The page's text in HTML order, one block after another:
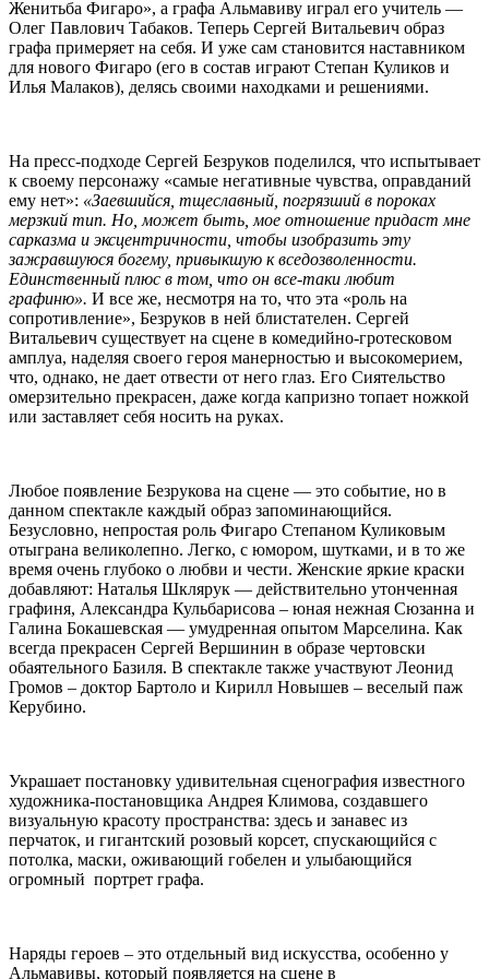
Женитьба Фигаро», а графа Альмавиву играл его учитель —
Олег Павлович Табаков. Теперь Сергей Витальевич образ
графа примеряет на себя. И уже сам становится наставником
для нового Фигаро (его в состав играют Степан Куликов и
Илья Малаков), делясь своими находками и решениями.
На пресс-подходе Сергей Безруков поделился, что испытывает
к своему персонажу «самые негативные чувства, оправданий
ему нет»: «Заевшийся, тщеславный, погрязший в пороках
мерзкий тип. Но, может быть, мое отношение придаст мне
сарказма и эксцентричности, чтобы изобразить эту
зажравшуюся богему, привыкшую к вседозволенности.
Единственный плюс в том, что он все-таки любит
графиню». И все же, несмотря на то, что эта «роль на
сопротивление», Безруков в ней блистателен. Сергей
Витальевич существует на сцене в комедийно-гротесковом
амплуа, наделяя своего героя манерностью и высокомерием,
что, однако, не дает отвести от него глаз. Его Сиятельство
омерзительно прекрасен, даже когда капризно топает ножкой
или заставляет себя носить на руках.
Любое появление Безрукова на сцене — это событие, но в
данном спектакле каждый образ запоминающийся.
Безусловно, непростая роль Фигаро Степаном Куликовым
отыграна великолепно. Легко, с юмором, шутками, и в то же
время очень глубоко о любви и чести. Женские яркие краски
добавляют: Наталья Шклярук — действительно утонченная
графиня, Александра Кульбарисова – юная нежная Сюзанна и
Галина Бокашевская — умудренная опытом Марселина. Как
всегда прекрасен Сергей Вершинин в образе чертовски
обаятельного Базиля. В спектакле также участвуют Леонид
Громов – доктор Бартоло и Кирилл Новышев – веселый паж
Керубино.
Украшает постановку удивительная сценография известного
художника-постановщика Андрея Климова, создавшего
визуальную красоту пространства: здесь и занавес из
перчаток, и гигантский розовый корсет, спускающийся с
потолка, маски, оживающий гобелен и улыбающийся
огромный портрет графа.
Наряды героев – это отдельный вид искусства, особенно у
Альмавивы, который появляется на сцене в